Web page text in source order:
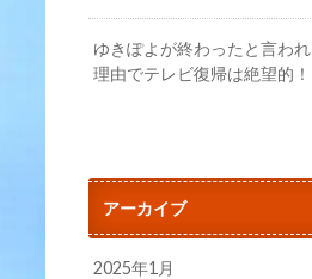
ゆきぽよが終わったと言わ
理由でテレビ復帰は絶望的！
アーカイブ
2025年1月